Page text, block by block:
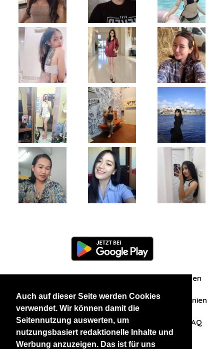
Auch auf dieser Seite werden Cookies
verwendet. Wir können damit die
Seitennutzung auswerten, um
nutzungsbasiert redaktionelle Inhalte und
Werbung anzuzeigen. Das ist für uns
Zuschriften/Erfahrungen
Datenschutzerklärung AGB Datenschutzrichtlinien
Nehmen Sie Kontakt mit uns auf FAQ